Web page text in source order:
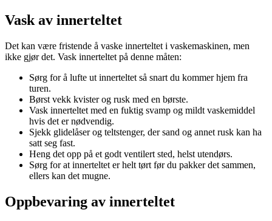
Vask av innerteltet
Det kan være fristende å vaske innerteltet i vaskemaskinen, men
ikke gjør det. Vask innerteltet på denne måten:
Sørg for å lufte ut innerteltet så snart du kommer hjem fra
turen.
Børst vekk kvister og rusk med en børste.
Vask innerteltet med en fuktig svamp og mildt vaskemiddel
hvis det er nødvendig.
Sjekk glidelåser og teltstenger, der sand og annet rusk kan ha
satt seg fast.
Heng det opp på et godt ventilert sted, helst utendørs.
Sørg for at innerteltet er helt tørt før du pakker det sammen,
ellers kan det mugne.
Oppbevaring av innerteltet